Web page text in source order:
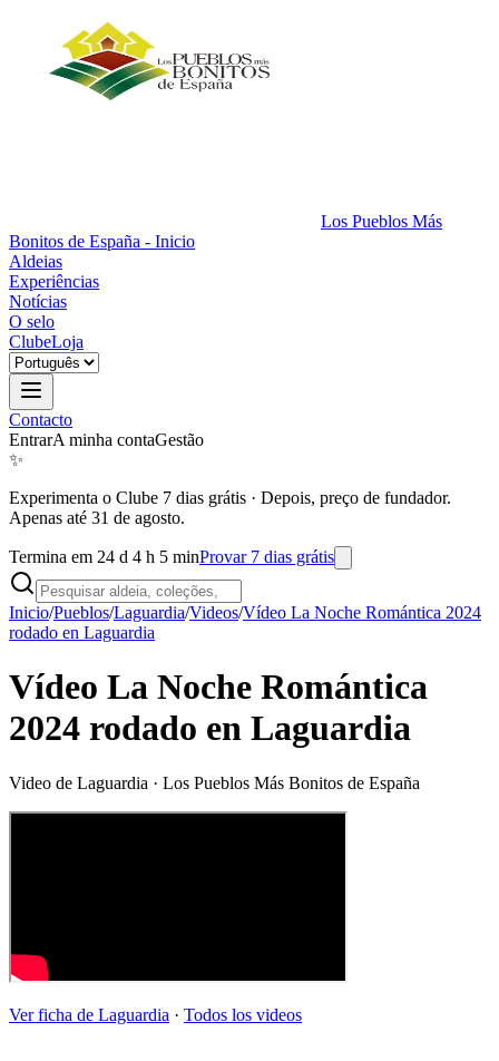
Los Pueblos Más
Bonitos de España - Inicio
Aldeias
Experiências
Notícias
O selo
ClubeLoja
Contacto
EntrarA minha contaGestão
✨
Experimenta o Clube 7 dias grátis · Depois, preço de fundador.
Apenas até 31 de agosto.
Termina em 24 d 4 h 5 minProvar 7 dias grátis
Inicio/Pueblos/Laguardia/Videos/Vídeo La Noche Romántica 2024
rodado en Laguardia
Vídeo La Noche Romántica
2024 rodado en Laguardia
Video de Laguardia · Los Pueblos Más Bonitos de España
Ver ficha de Laguardia · Todos los videos